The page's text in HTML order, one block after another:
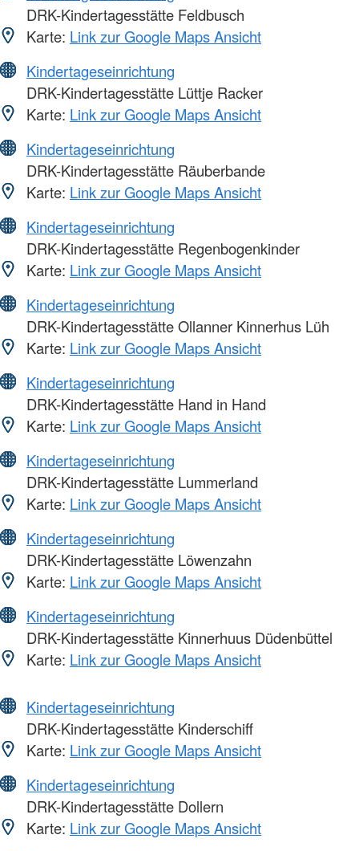
DRK-Kindertagesstätte Feldbusch
Karte: Link zur Google Maps Ansicht
Kindertageseinrichtung
DRK-Kindertagesstätte Lüttje Racker
Karte: Link zur Google Maps Ansicht
Kindertageseinrichtung
DRK-Kindertagesstätte Räuberbande
Karte: Link zur Google Maps Ansicht
Kindertageseinrichtung
DRK-Kindertagesstätte Regenbogenkinder
Karte: Link zur Google Maps Ansicht
Kindertageseinrichtung
DRK-Kindertagesstätte Ollanner Kinnerhus Lüh
Karte: Link zur Google Maps Ansicht
Kindertageseinrichtung
DRK-Kindertagesstätte Hand in Hand
Karte: Link zur Google Maps Ansicht
Kindertageseinrichtung
DRK-Kindertagesstätte Lummerland
Karte: Link zur Google Maps Ansicht
Kindertageseinrichtung
DRK-Kindertagesstätte Löwenzahn
Karte: Link zur Google Maps Ansicht
Kindertageseinrichtung
DRK-Kindertagesstätte Kinnerhuus Düdenbüttel
Karte: Link zur Google Maps Ansicht
Kindertageseinrichtung
DRK-Kindertagesstätte Kinderschiff
Karte: Link zur Google Maps Ansicht
Kindertageseinrichtung
DRK-Kindertagesstätte Dollern
Karte: Link zur Google Maps Ansicht